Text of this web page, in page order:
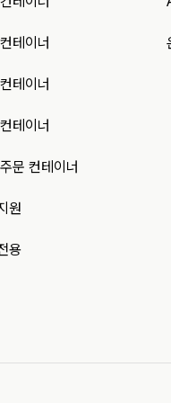
테이너
테이너
테이너
문 컨테이너
원
용